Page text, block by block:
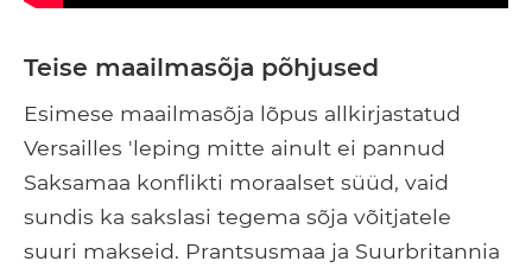
Teise maailmasõja põhjused
Esimese maailmasõja lõpus allkirjastatud
Versailles 'leping mitte ainult ei pannud
Saksamaa konflikti moraalset süüd, vaid
sundis ka sakslasi tegema sõja võitjatele
suuri makseid. Prantsusmaa ja Suurbritannia